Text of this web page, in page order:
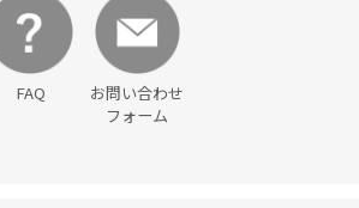
FAQ
お問い合わせ
フォーム